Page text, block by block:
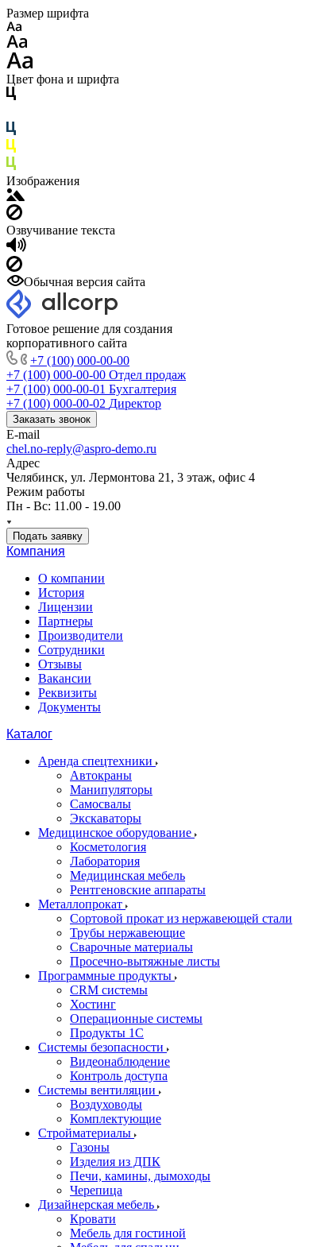
Размер шрифта
Цвет фона и шрифта
Изображения
Озвучивание текста
Обычная версия сайта
Готовое решение для создания
корпоративного сайта
+7 (100) 000-00-00
+7 (100) 000-00-00 Отдел продаж
+7 (100) 000-00-01 Бухгалтерия
+7 (100) 000-00-02 Директор
Заказать звонок
E-mail
chel.no-reply@aspro-demo.ru
Адрес
Челябинск, ул. Лермонтова 21, 3 этаж, офис 4
Режим работы
Пн - Вс: 11.00 - 19.00
Подать заявку
Компания
О компании
История
Лицензии
Партнеры
Производители
Сотрудники
Отзывы
Вакансии
Реквизиты
Документы
Каталог
Аренда спецтехники
Автокраны
Манипуляторы
Самосвалы
Экскаваторы
Медицинское оборудование
Косметология
Лаборатория
Медицинская мебель
Рентгеновские аппараты
Металлопрокат
Сортовой прокат из нержавеющей стали
Трубы нержавеющие
Сварочные материалы
Просечно-вытяжные листы
Программные продукты
CRM системы
Хостинг
Операционные системы
Продукты 1С
Системы безопасности
Видеонаблюдение
Контроль доступа
Системы вентиляции
Воздуховоды
Комплектующие
Стройматериалы
Газоны
Изделия из ДПК
Печи, камины, дымоходы
Черепица
Дизайнерская мебель
Кровати
Мебель для гостиной